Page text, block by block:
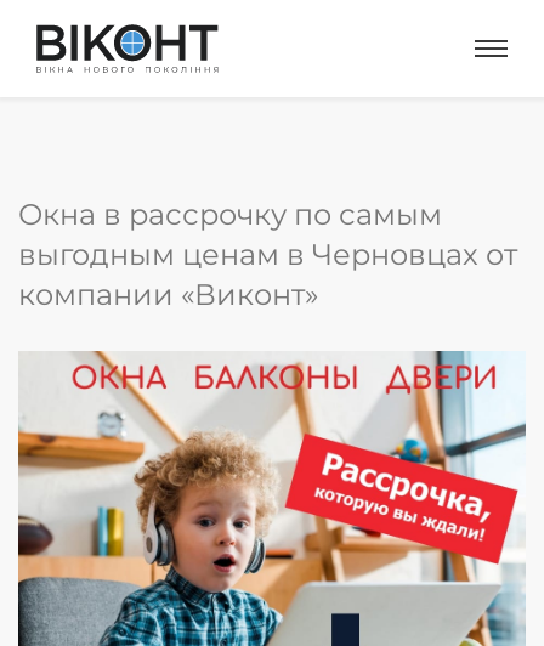
Окна в рассрочку по самым
выгодным ценам в Черновцах от
компании «Виконт»